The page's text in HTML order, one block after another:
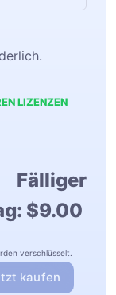
LIZENZEN
Fälliger
$9.00
verschlüsselt.
kaufen